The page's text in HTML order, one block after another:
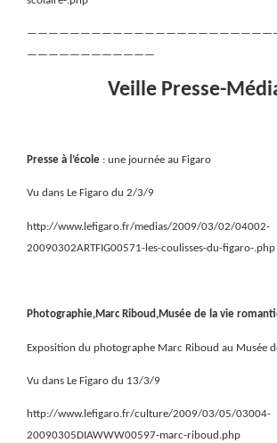
————————————
Veille Presse-
Presse à l’école : une journée au Figaro
Vu dans Le Figaro du 2/3/9
http://www.lefigaro.fr/medias/2009/03/02/04002-
20090302ARTFIG00571-les-coulisses-du-figaro-.php
Photographie,Marc Riboud,Musée de la vie
Exposition du photographe Marc Riboud au Musée
Vu dans Le Figaro du 13/3/9
http://www.lefigaro.fr/culture/2009/03/05/03004-
20090305DIAWWW00597-marc-riboud.php